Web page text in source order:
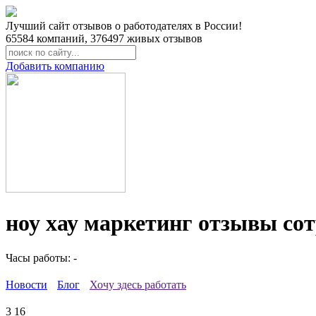
Лучший сайт отзывов о работодателях в России!
65584 компаний, 376497 живых отзывов
Добавить компанию
ноу хау маркетинг отзывы
Часы работы: -
Новости Блог Хочу здесь работать
3 16